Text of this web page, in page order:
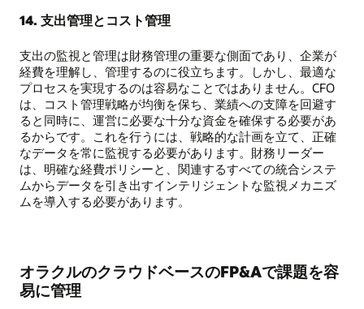
14. 支出管理とコスト管理
支出の監視と管理は財務管理の重要な側面であり、企業が
経費を理解し、管理するのに役立ちます。しかし、最適な
プロセスを実現するのは容易なことではありません。CFO
は、コスト管理戦略が均衡を保ち、業績への支障を回避す
ると同時に、運営に必要な十分な資金を確保する必要があ
るからです。これを行うには、戦略的な計画を立て、正確
なデータを常に監視する必要があります。財務リーダー
は、明確な経費ポリシーと、関連するすべての統合システ
ムからデータを引き出すインテリジェントな監視メカニズ
ムを導入する必要があります。
オラクルのクラウドベースのFP&Aで課題を容
易に管理